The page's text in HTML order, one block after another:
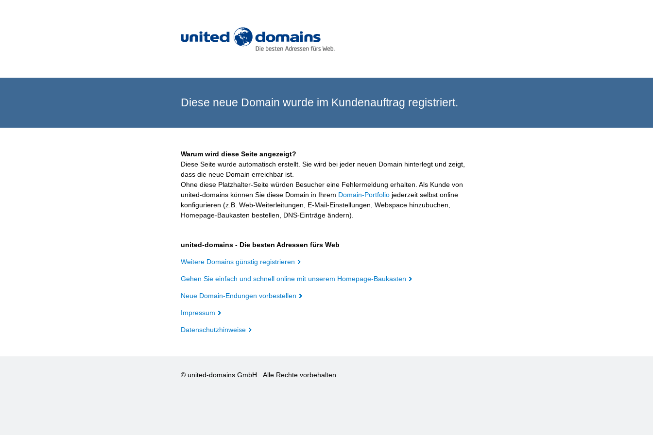
Diese neue Domain wurde im Kundenauftrag registriert.
Warum wird diese Seite angezeigt?
Diese Seite wurde automatisch erstellt. Sie wird bei jeder neuen Domain hinterlegt und zeigt,
dass die neue Domain erreichbar ist.
Ohne diese Platzhalter-Seite würden Besucher eine Fehlermeldung erhalten. Als Kunde von
united-domains können Sie diese Domain in Ihrem Domain-Portfolio jederzeit selbst online
konfigurieren (z.B. Web-Weiterleitungen, E-Mail-Einstellungen, Webspace hinzubuchen,
Homepage-Baukasten bestellen, DNS-Einträge ändern).
united-domains - Die besten Adressen fürs Web
Weitere Domains günstig registrieren
Gehen Sie einfach und schnell online mit unserem Homepage-Baukasten
Neue Domain-Endungen vorbestellen
Impressum
Datenschutzhinweise
© united-domains GmbH. Alle Rechte vorbehalten.